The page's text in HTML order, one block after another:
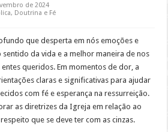
de 2024
, Doutrina e Fé
que desperta em nós emoções e
da vida e a melhor maneira de nos
queridos. Em momentos de dor, a
claras e significativas para ajudar
com fé e esperança na ressurreição.
as diretrizes da Igreja em relação ao
que se deve ter com as cinzas.